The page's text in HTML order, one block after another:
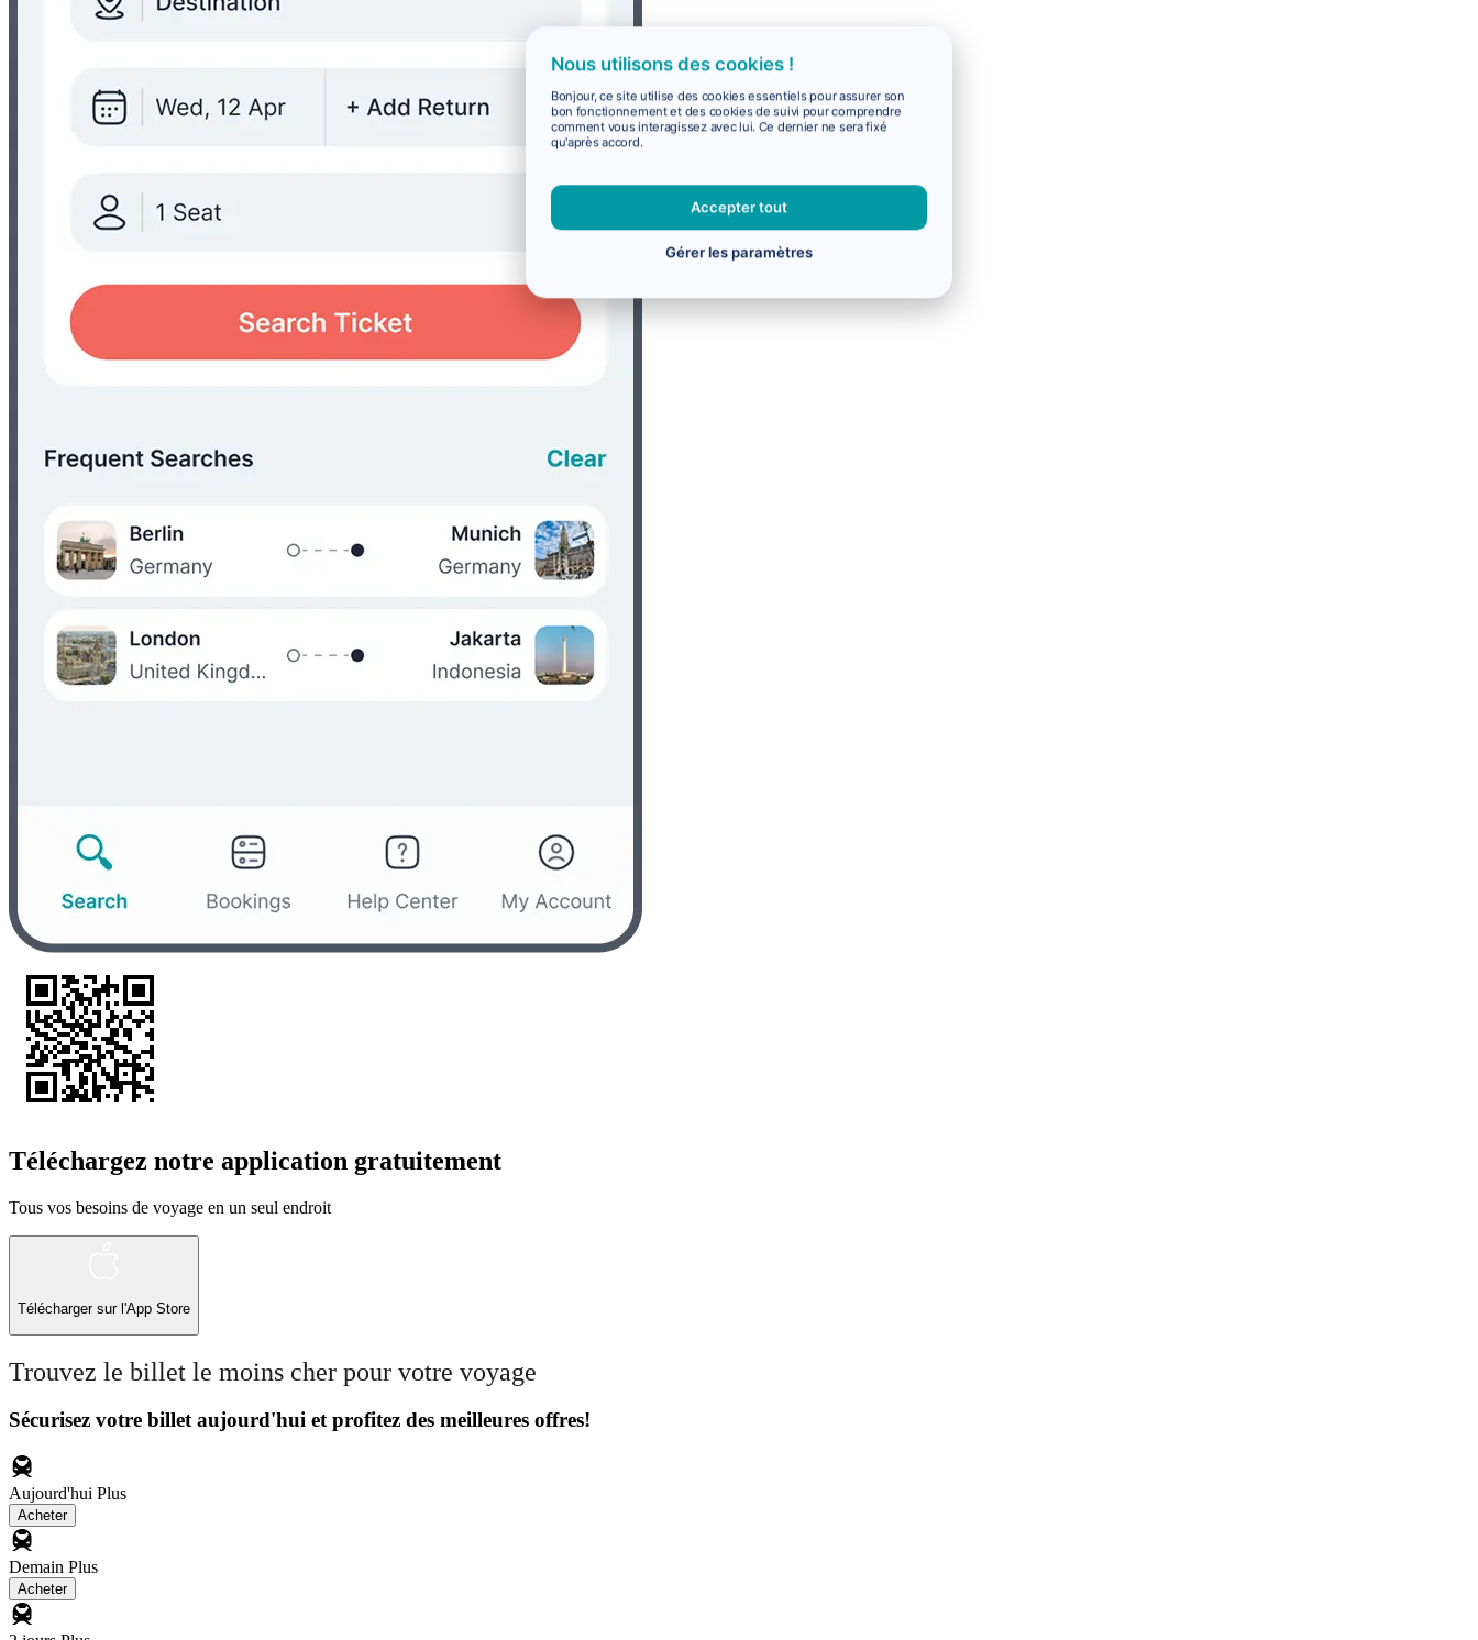
Téléchargez notre application gratuitement
Tous vos besoins de voyage en un seul endroit
Télécharger sur l'App Store
Trouvez le billet le moins cher pour votre voyage
Sécurisez votre billet aujourd'hui et profitez des meilleures offres!
Aujourd'hui Plus
Acheter
Demain Plus
Acheter
Nous utilisons des cookies !
Bonjour, ce site utilise des cookies essentiels pour assurer son
bon fonctionnement et des cookies de suivi pour comprendre
comment vous interagissez avec lui. Ce dernier ne sera fixé
qu'après accord.
Accepter tout
Gérer les paramètres